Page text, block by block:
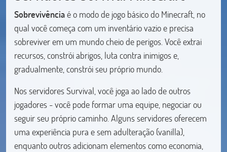
Sobrevivênciaé o modo de jogo básico do Minecraft, no
qual você começa com um inventário vazio e precisa
sobreviver em um mundo cheio de perigos. Você extrai
recursos, constrói abrigos, luta contra inimigos e,
gradualmente, constrói seu próprio mundo.
Nos servidores Survival, você joga ao lado de outros
jogadores - você pode formar uma equipe, negociar ou
seguir seu próprio caminho. Alguns servidores oferecem
uma experiência pura e sem adulteração (vanilla),
enquanto outros adicionam elementos como economia,